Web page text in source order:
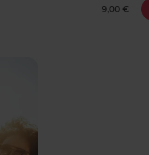
9,00 €